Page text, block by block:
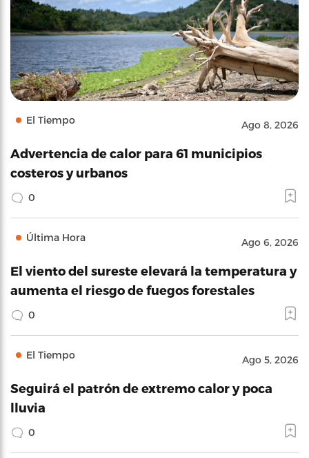
El Tiempo Ago 8, 2026
Advertencia de calor para 61 municipios
costeros y urbanos
0
Última Hora Ago 6, 2026
El viento del sureste elevará la temperatura y
aumenta el riesgo de fuegos forestales
0
El Tiempo Ago 5, 2026
Seguirá el patrón de extremo calor y poca
lluvia
0